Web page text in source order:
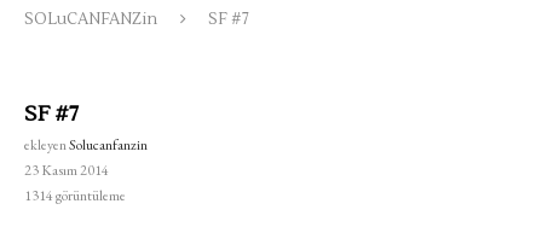
SOLuCANFANZin SF #7
SF #7
ekleyenSolucanfanzin
23 Kasım 2014
1314görüntüleme